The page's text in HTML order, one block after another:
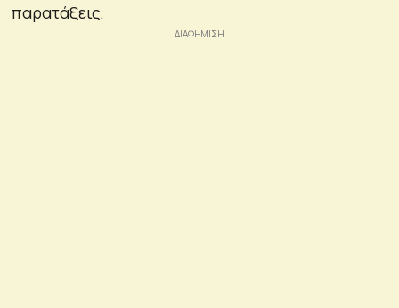
παρατάξεις.